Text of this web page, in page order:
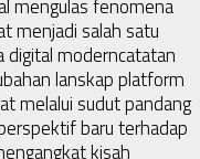
mengulas fenomena
menjadi salah satu
digital moderncatatan
lanskap platform
melalui sudut pandang
baru terhadap
kisah